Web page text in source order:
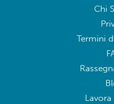
Chi
Termini